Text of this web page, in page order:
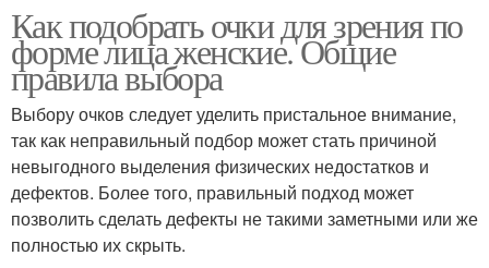
Как подобрать очки для зрения по
форме лица женские. Общие
правила выбора
Выбору очков следует уделить пристальное внимание,
так как неправильный подбор может стать причиной
невыгодного выделения физических недостатков и
дефектов. Более того, правильный подход может
позволить сделать дефекты не такими заметными или же
полностью их скрыть.